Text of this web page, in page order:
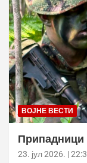
ВОЈНЕ ВЕСТИ
Припадници
23. јул 2026. |